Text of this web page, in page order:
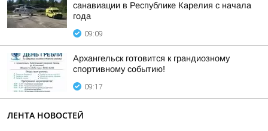
санавиации в Республике Карелия с начала
года
09:09
Архангельск готовится к грандиозному
спортивному событию!
09:17
ЛЕНТА НОВОСТЕЙ